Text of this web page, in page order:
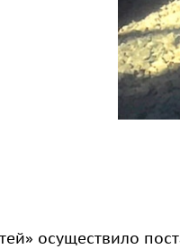
осуществило